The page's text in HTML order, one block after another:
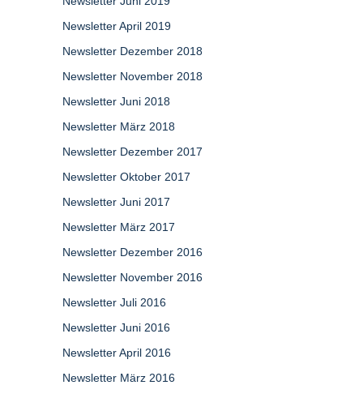
Newsletter April 2019
Newsletter Dezember 2018
Newsletter November 2018
Newsletter Juni 2018
Newsletter März 2018
Newsletter Dezember 2017
Newsletter Oktober 2017
Newsletter Juni 2017
Newsletter März 2017
Newsletter Dezember 2016
Newsletter November 2016
Newsletter Juli 2016
Newsletter Juni 2016
Newsletter April 2016
Newsletter März 2016